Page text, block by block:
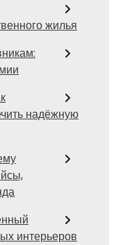
жилья
надёжную
интерьеров